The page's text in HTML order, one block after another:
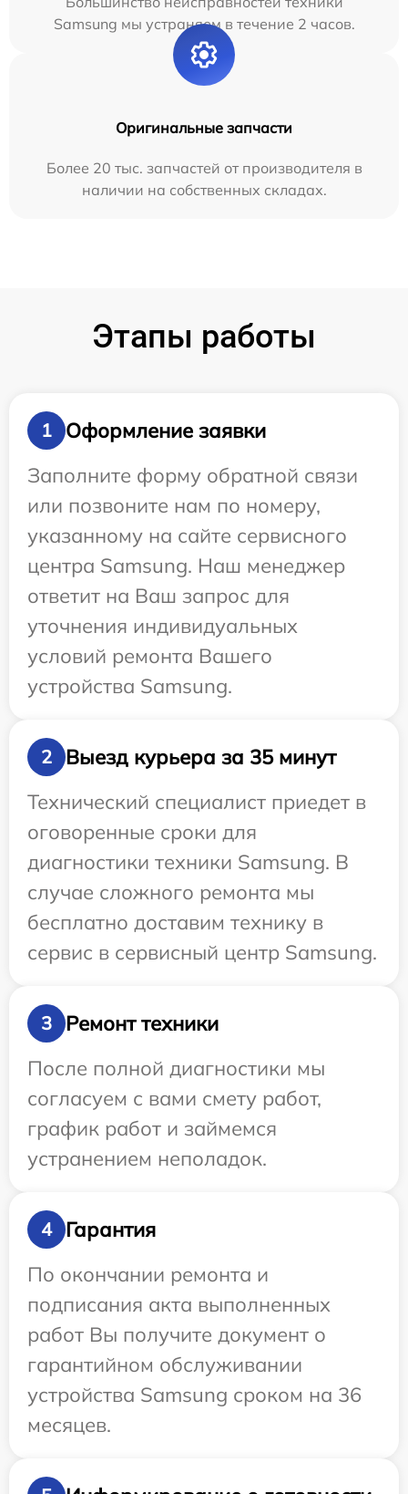
Samsung мы устраняем в течение 2 часов.
Оригинальные запчасти
Более 20 тыс. запчастей от производителя в
наличии на собственных складах.
Этапы работы
1
Оформление заявки
Заполните форму обратной связи
или позвоните нам по номеру,
указанному на сайте сервисного
центра Samsung. Наш менеджер
ответит на Ваш запрос для
уточнения индивидуальных
условий ремонта Вашего
устройства Samsung.
2
Выезд курьера за 35 минут
Технический специалист приедет в
оговоренные сроки для
диагностики техники Samsung. В
случае сложного ремонта мы
бесплатно доставим технику в
сервис в сервисный центр Samsung.
3
Ремонт техники
После полной диагностики мы
согласуем с вами смету работ,
график работ и займемся
устранением неполадок.
4
Гарантия
По окончании ремонта и
подписания акта выполненных
работ Вы получите документ о
гарантийном обслуживании
устройства Samsung сроком на 36
месяцев.